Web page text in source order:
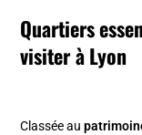
Quartiers
visiter à Lyon
Classée au